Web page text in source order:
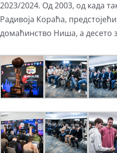
2023/2024. Од 2003, од када
Радивоја Кораћа,
домаћинство Ниша, а десето